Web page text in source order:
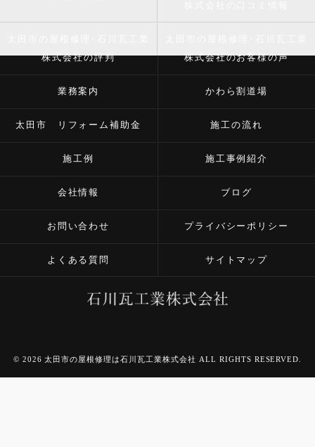
株式会社の評判
株式会社のお客様の声
業務案内 かわら割道場
太田市 リフォーム補助金 施工の流れ
施工例 施工事例紹介
会社情報 ブログ
お問い合わせ プライバシーポリシー
よくある質問 サイトマップ
© 2026 太田市の屋根修理は石川瓦工業株式会社 ALL RIGHTS RESERVED.